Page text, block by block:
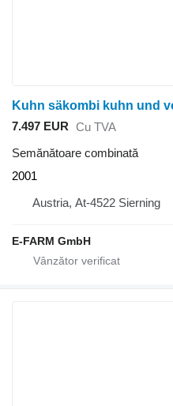
Kuhn säkombi kuhn und
7.497 EUR Cu TVA
Semănătoare combinată
2001
Austria, At-4522 Sierning
E-FARM GmbH